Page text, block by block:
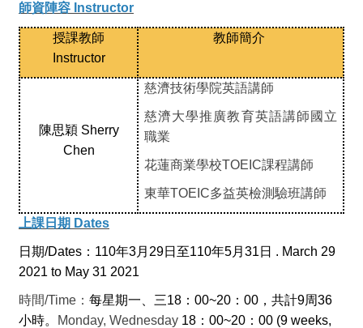
師資陣容 Instructor
授課教師
Instructor
教師簡介
陳思穎 Sherry
Chen
慈濟技術學院英語講師
慈濟大學推廣教育英語講師國立
職業
花蓮商業學校TOEIC課程講師
東華TOEIC多益英檢測驗班講師
上課日期 Dates
日期/Dates：110年3月29日至110年5月31日 . March 29
2021 to May 31 2021
時間/Time： 每星期一、三18：00~20：00，共計9周36
小時。
Monday, Wednesday 18 ：00~20：00 (9 weeks,